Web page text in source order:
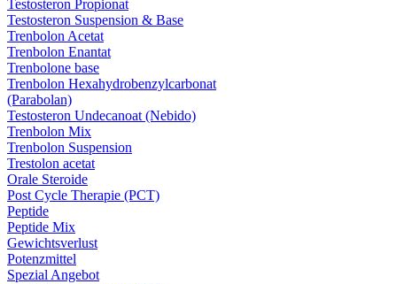
Testosteron Propionat
Testosteron Suspension & Base
Trenbolon Acetat
Trenbolon Enantat
Trenbolone base
Trenbolon Hexahydrobenzylcarbonat
(Parabolan)
Testosteron Undecanoat (Nebido)
Trenbolon Mix
Trenbolon Suspension
Trestolon acetat
Orale Steroide
Post Cycle Therapie (PCT)
Peptide
Peptide Mix
Gewichtsverlust
Potenzmittel
Spezial Angebot